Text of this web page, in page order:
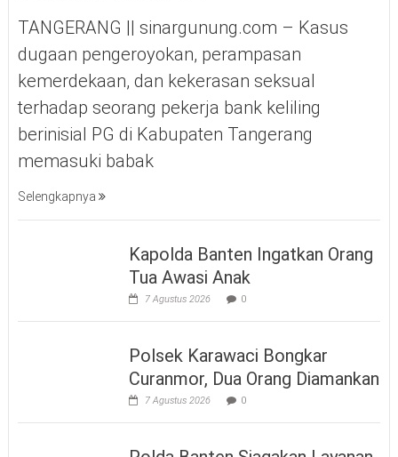
TANGERANG || sinargunung.com – Kasus
dugaan pengeroyokan, perampasan
kemerdekaan, dan kekerasan seksual
terhadap seorang pekerja bank keliling
berinisial PG di Kabupaten Tangerang
memasuki babak
Selengkapnya
Kapolda Banten Ingatkan Orang
Tua Awasi Anak
7 Agustus 2026 0
Polsek Karawaci Bongkar
Curanmor, Dua Orang Diamankan
7 Agustus 2026 0